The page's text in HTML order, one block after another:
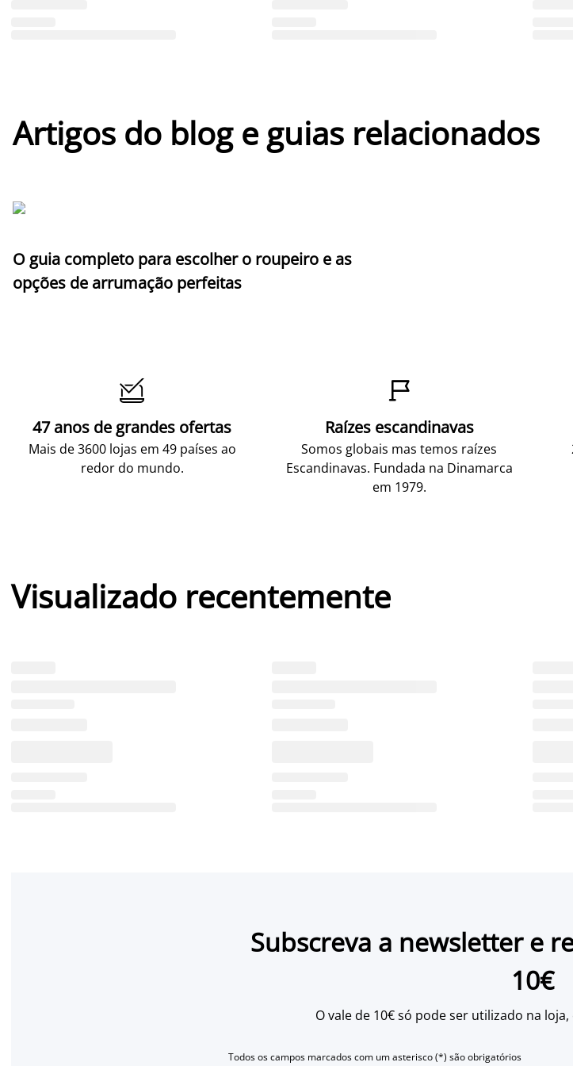
Artigos do blog e guias relacionados
O guia completo para escolher o roupeiro e as
opções de arrumação perfeitas

47 anos de grandes ofertas
Mais de 3600 lojas em 49 países ao
redor do mundo.

Raízes escandinavas
Somos globais mas temos raízes
Escandinavas. Fundada na Dinamarca
em 1979.
Visualizado recentemente
Subscreva a newsletter e
10€
O vale de 10€ só pode ser utilizado na
Todos os campos marcados com um asterisco (*) são obrigatórios